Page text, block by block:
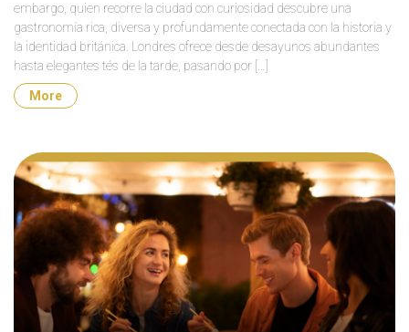
embargo, quien recorre la ciudad con curiosidad descubre una
gastronomía rica, diversa y profundamente conectada con la historia y
la identidad británica. Londres ofrece desde desayunos abundantes
hasta elegantes tés de la tarde, pasando por […]
More